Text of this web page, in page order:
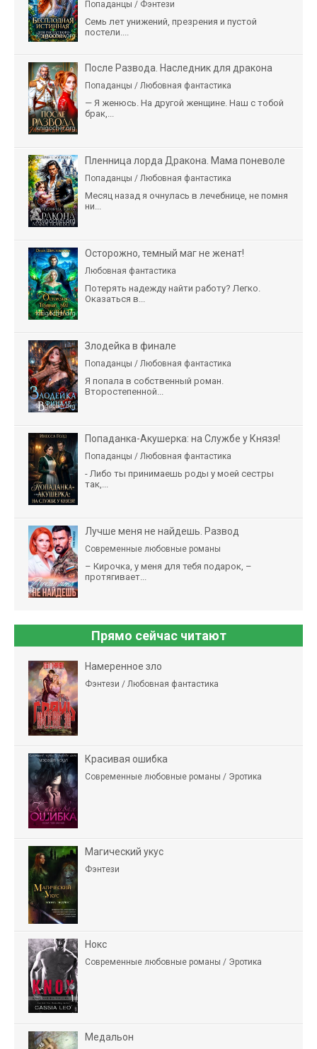
Попаданцы / Фэнтези
Семь лет унижений, презрения и пустой
постели....
После Развода. Наследник для дракона
Попаданцы / Любовная фантастика
— Я женюсь. На другой женщине. Наш с тобой
брак,...
Пленница лорда Дракона. Мама поневоле
Попаданцы / Любовная фантастика
Месяц назад я очнулась в лечебнице, не помня
ни...
Осторожно, темный маг не женат!
Любовная фантастика
Потерять надежду найти работу? Легко.
Оказаться в...
Злодейка в финале
Попаданцы / Любовная фантастика
Я попала в собственный роман.
Второстепенной...
Попаданка-Акушерка: на Службе у Князя!
Попаданцы / Любовная фантастика
- Либо ты принимаешь роды у моей сестры
так,...
Лучше меня не найдешь. Развод
Современные любовные романы
– Кирочка, у меня для тебя подарок, –
протягивает...
Прямо сейчас читают
Намеренное зло
Фэнтези / Любовная фантастика
Красивая ошибка
Современные любовные романы / Эротика
Магический укус
Фэнтези
Нокс
Современные любовные романы / Эротика
Медальон